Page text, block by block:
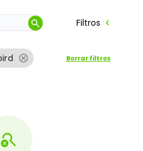
o modelo
search Filtros chevron_left
cancel Borrar filtros
search_off